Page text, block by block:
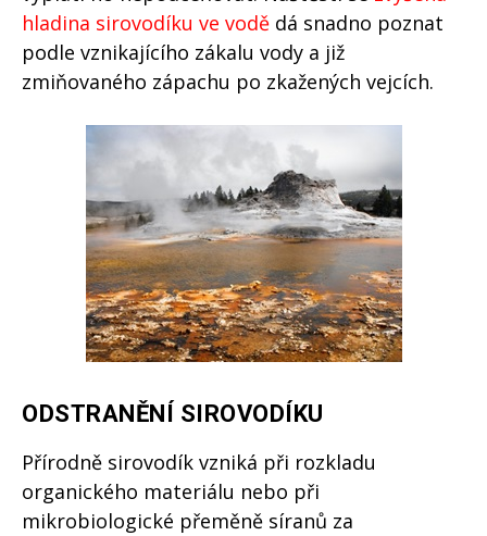
hladina sirovodíku ve vodě dá snadno poznat
podle vznikajícího zákalu vody a již
zmiňovaného zápachu po zkažených vejcích.
ODSTRANĚNÍ SIROVODÍKU
Přírodně sirovodík vzniká při rozkladu
organického materiálu nebo při
mikrobiologické přeměně síranů za